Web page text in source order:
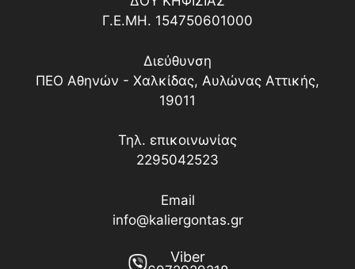
Γ.Ε.ΜΗ. 154750601000
Διεύθυνση
ΠΕΟ Αθηνών - Χαλκίδας, Αυλώνας Αττικής,
19011
Τηλ. επικοινωνίας
2295042523
Email
info@kaliergontas.gr
Viber